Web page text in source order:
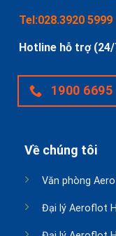
Tel:028.3920 5999
Hotline hỗ trợ
1900 6695
Về chúng tôi
Văn phòng
Đại lý Aeroflot